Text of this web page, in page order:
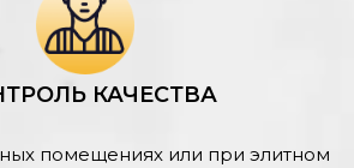
КАЧЕСТВА
помещениях или при элитном